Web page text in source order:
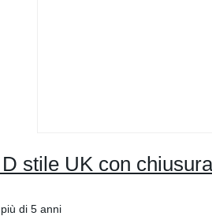
stile UK con
più di 5 anni